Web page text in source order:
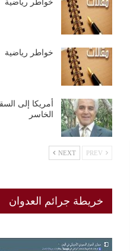
خواطر رياضية
خواطر رياضية
أمريكا إلى
الخاسر
NEXT
خريطة جرائم العدوان